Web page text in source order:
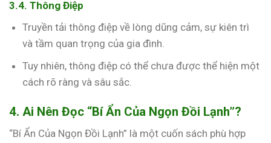
3.4. Thông Điệp
Truyền tải thông điệp về lòng dũng cảm, sự kiên trì
và tầm quan trọng của gia đình.
Tuy nhiên, thông điệp có thể chưa được thể hiện một
cách rõ ràng và sâu sắc.
4. Ai Nên Đọc “Bí Ẩn Của Ngọn Đồi Lạnh”?
“Bí Ẩn Của Ngọn Đồi Lạnh” là một cuốn sách phù hợp